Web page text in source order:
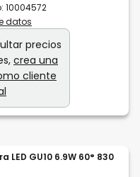
10004572
datos
precios
crea una
cliente
GU10 6.9W 60° 830